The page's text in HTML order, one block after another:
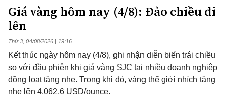
Giá vàng hôm nay (4/8): Đảo chiều đi
lên
Thứ 3, 04/08/2026 | 19:16
Kết thúc ngày hôm nay (4/8), ghi nhận diễn biến trái chiều
so với đầu phiên khi giá vàng SJC tại nhiều doanh nghiệp
đồng loạt tăng nhẹ. Trong khi đó, vàng thế giới nhích tăng
nhẹ lên 4.062,6 USD/ounce.